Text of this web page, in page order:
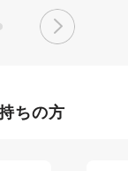
ちの方